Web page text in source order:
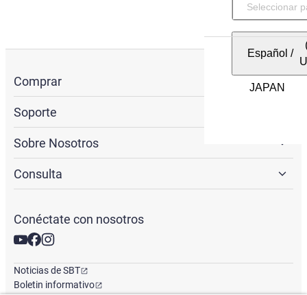
Español /
Comprar
Soporte
Sobre Nosotros
Consulta
Conéctate con nosotros
Noticias de SBT
Boletin informativo